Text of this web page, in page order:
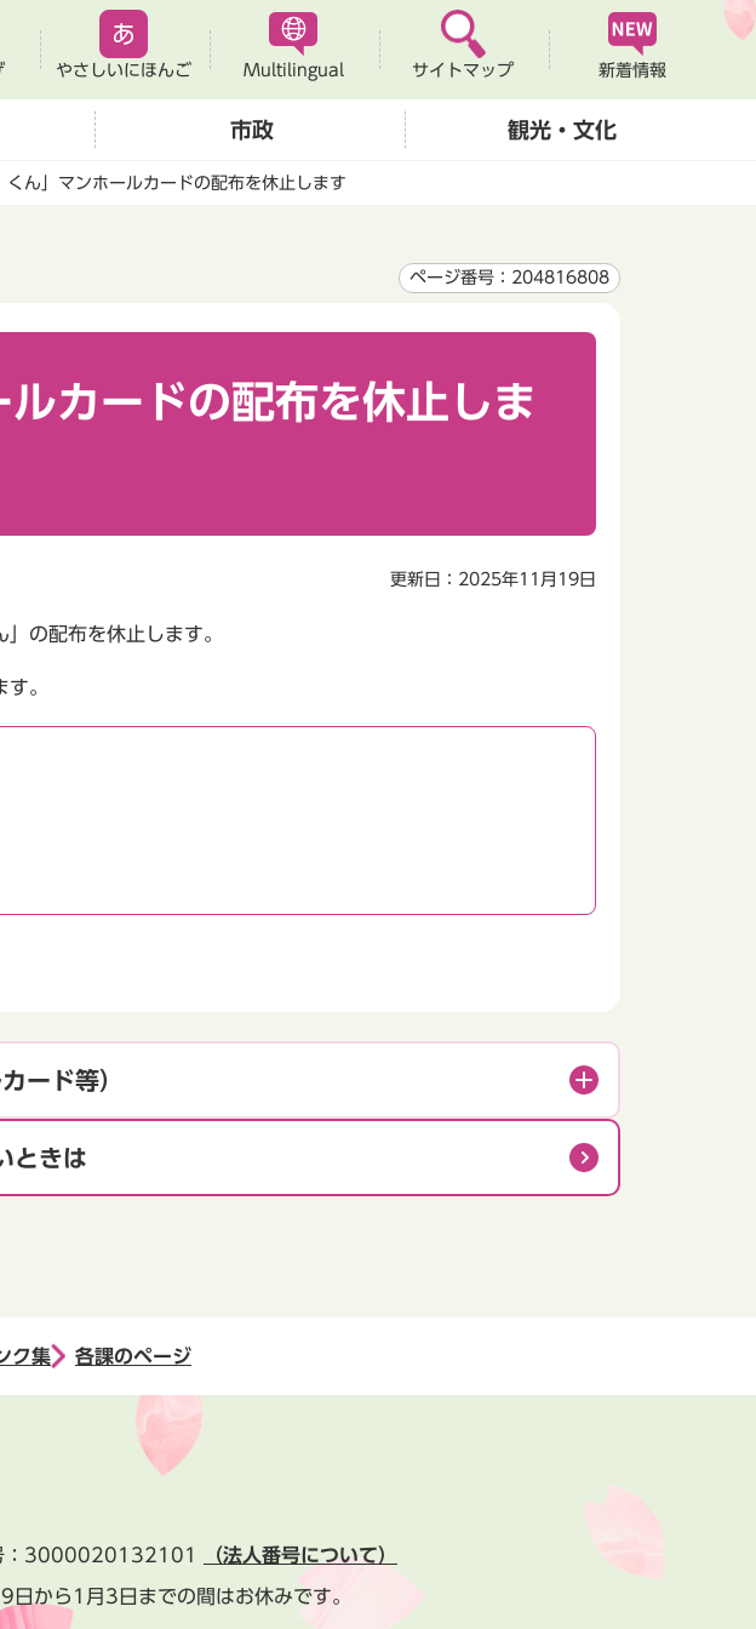
やさしいにほんご Multilingual サイトマップ 新着情報
市政 観光・文化
くん」マンホールカードの配布を休止します
ページ番号：204816808
ルカードの配布を休止しま
更新日：2025年11月19日
の配布を休止します。
。
ード等）
ときは
ク集 各課のページ
：3000020132101 （法人番号について）
日から1月3日までの間はお休みです。